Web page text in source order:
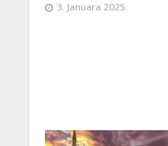
3. Januara 2025.